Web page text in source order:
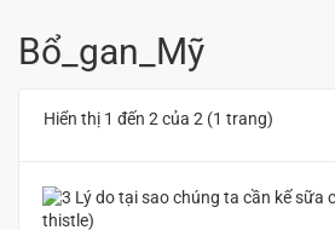
Bổ_gan_Mỹ
Hiển thị 1 đến 2 của 2 (1 trang)